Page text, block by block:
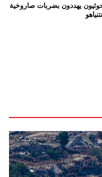
يهددون بضربات صاروخية